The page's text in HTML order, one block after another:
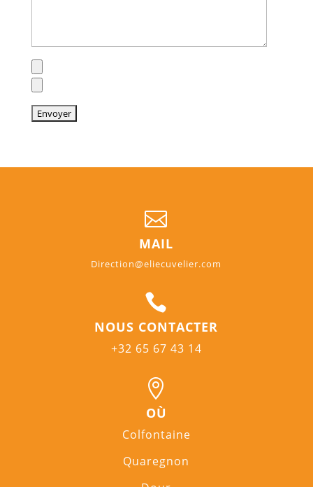

MAIL
Direction@eliecuvelier.com

NOUS CONTACTER
+32 65 67 43 14

OÙ
Colfontaine
Quaregnon